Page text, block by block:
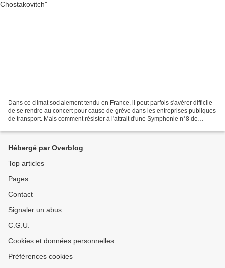
Dans ce climat socialement tendu en France, il peut parfois s'avérer difficile
de se rendre au concert pour cause de grève dans les entreprises publiques
de transport. Mais comment résister à l'attrait d'une Symphonie n°8 de
Hébergé par Overblog
Top articles
Pages
Contact
Signaler un abus
C.G.U.
Cookies et données personnelles
Préférences cookies